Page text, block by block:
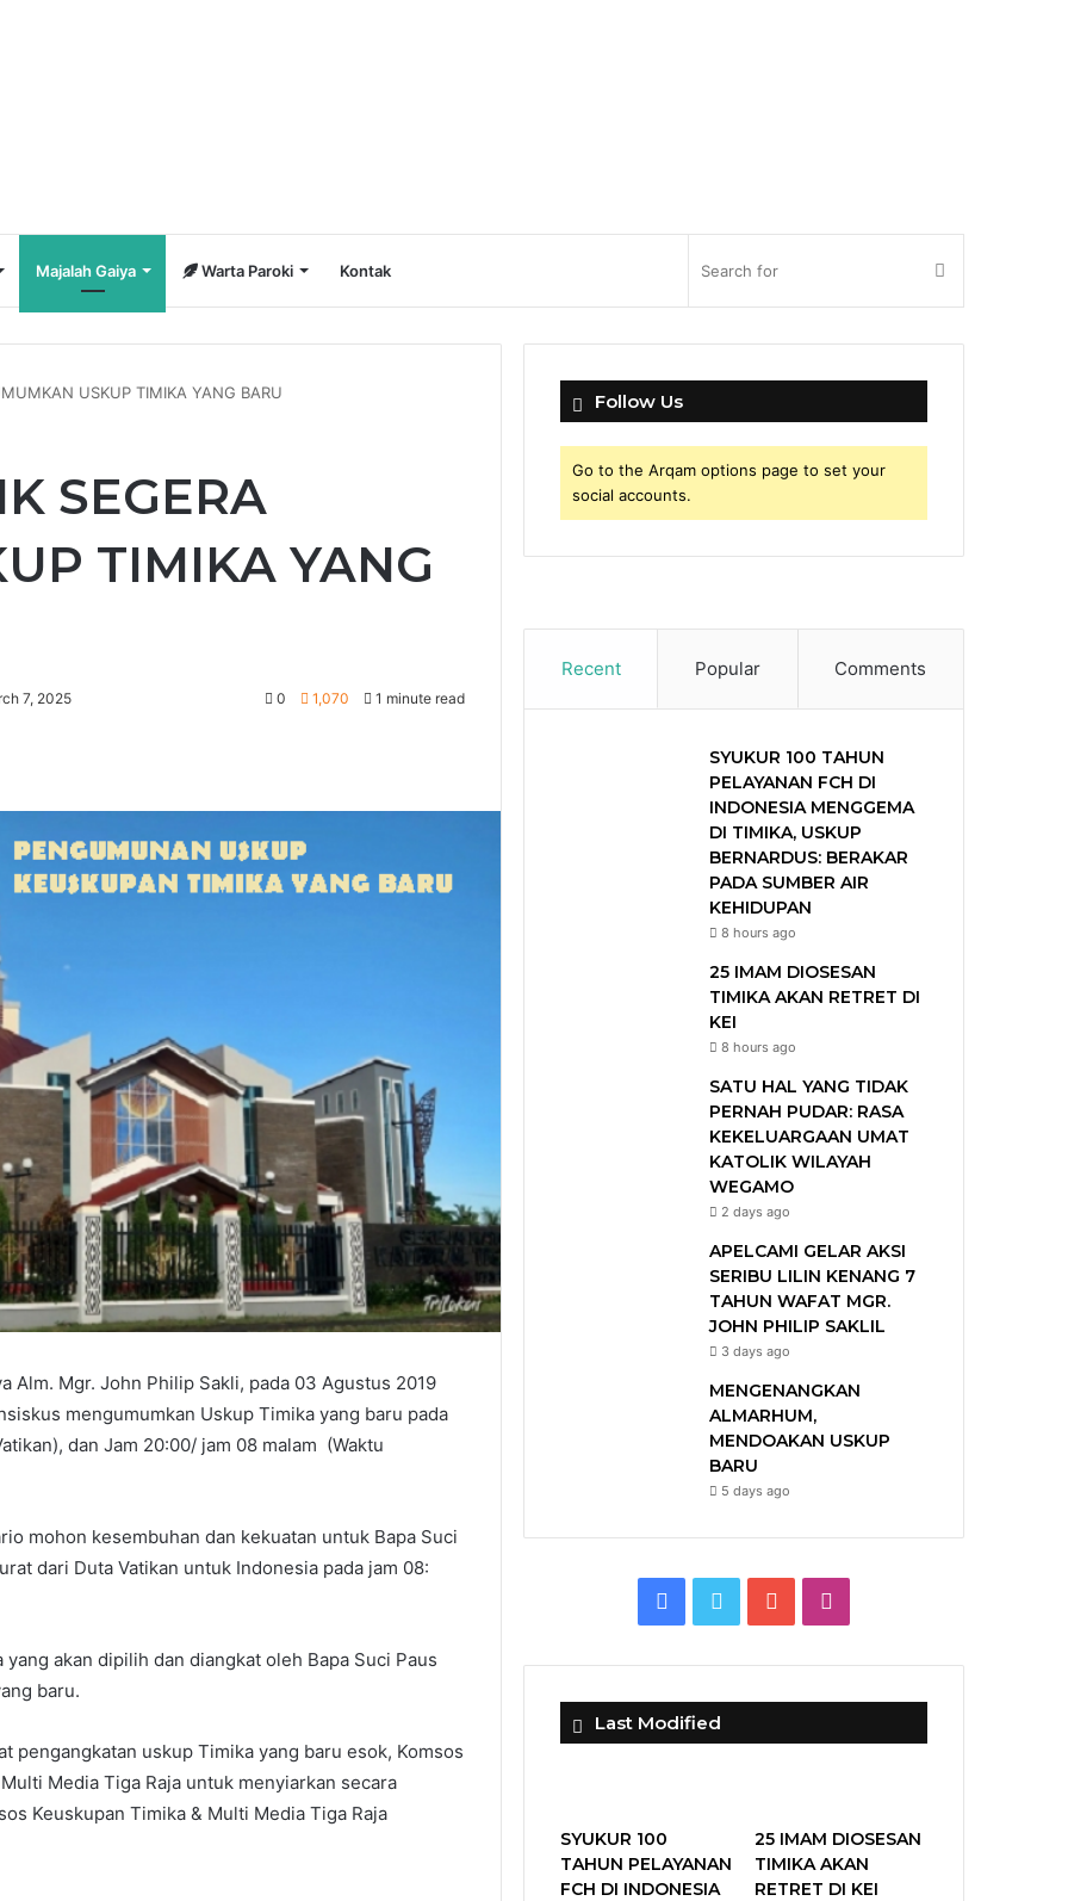
Majalah Gaiya Warta Paroki Kontak
for
USKUP TIMIKA YANG BARU
SEGERA
TIMIKA YANG
7, 2025 0 1,070 1 minute read
Alm. Mgr. John Philip Sakli, pada 03 Agustus 2019
mengumumkan Uskup Timika yang baru pada
dan Jam 20:00/ jam 08 malam (Waktu
mohon kesembuhan dan kekuatan untuk Bapa Suci
dari Duta Vatikan untuk Indonesia pada jam 08:
akan dipilih dan diangkat oleh Bapa Suci Paus
baru.
pengangkatan uskup Timika yang baru esok, Komsos
Media Tiga Raja untuk menyiarkan secara
Keuskupan Timika & Multi Media Tiga Raja
Follow Us
Go to the Arqam options page to set your
social accounts.
Recent Popular Comments
SYUKUR 100 TAHUN
PELAYANAN FCH DI
INDONESIA MENGGEMA
DI TIMIKA, USKUP
BERNARDUS: BERAKAR
PADA SUMBER AIR
KEHIDUPAN
8 hours ago
25 IMAM DIOSESAN
TIMIKA AKAN RETRET DI
KEI
8 hours ago
SATU HAL YANG TIDAK
PERNAH PUDAR: RASA
KEKELUARGAAN UMAT
KATOLIK WILAYAH
WEGAMO
2 days ago
APELCAMI GELAR AKSI
SERIBU LILIN KENANG 7
TAHUN WAFAT MGR.
JOHN PHILIP SAKLIL
3 days ago
MENGENANGKAN
ALMARHUM,
MENDOAKAN USKUP
BARU
5 days ago
c
e
o
i
t
u
T
b
e
s
t
g
r
Last Modified
SYUKUR 100
TAHUN PELAYANAN
FCH DI INDONESIA
25 IMAM DIOSESAN
TIMIKA AKAN
RETRET DI KEI